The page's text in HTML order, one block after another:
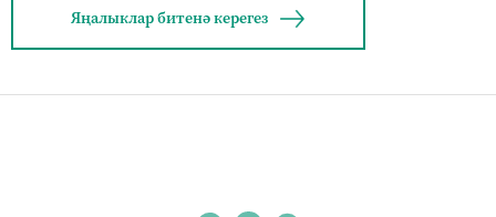
Яңалыклар битенә керегез